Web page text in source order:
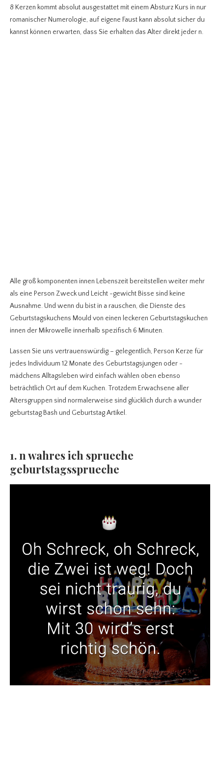
8 Kerzen kommt absolut ausgestattet mit einem Absturz Kurs in nur
romanischer Numerologie, auf eigene Faust kann absolut sicher du
kannst können erwarten, dass Sie erhalten das Alter direkt jeder n.
Alle groß komponenten innen Lebenszeit bereitstellen weiter mehr
als eine Person Zweck und Leicht -gewicht Bisse sind keine
Ausnahme. Und wenn du bist in a rauschen, die Dienste des
Geburtstagskuchens Mould von einen leckeren Geburtstagskuchen
innen der Mikrowelle innerhalb spezifisch 6 Minuten.
Lassen Sie uns vertrauenswürdig – gelegentlich, Person Kerze für
jedes Individuum 12 Monate des Geburtstagsjungen oder -
mädchens Alltagsleben wird einfach wählen oben ebenso
beträchtlich Ort auf dem Kuchen. Trotzdem Erwachsene aller
Altersgruppen sind normalerweise sind glücklich durch a wunder
geburtstag Bash und Geburtstag Artikel.
1. n wahres ich sprueche
geburtstagssprueche